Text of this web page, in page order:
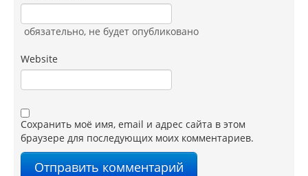
обязательно, не будет опубликовано
Website
Сохранить моё имя, email и адрес сайта в этом
браузере для последующих моих комментариев.